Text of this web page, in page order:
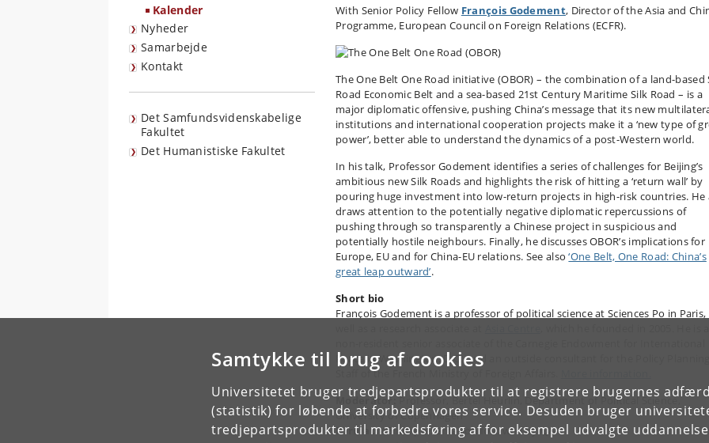
Samtykke til brug af cookies
Universitetet bruger tredjepartsprodukter til at registrere brugernes
(statistik) for løbende at forbedre vores service. Desuden bruger
tredjepartsprodukter til markedsføring af for eksempel udvalgte
Kalender
Nyheder
Samarbejde
Kontakt
Det Samfundsvidenskabelige
Fakultet
Det Humanistiske Fakultet
With Senior Policy Fellow François Godement, Director of the Asia and
Programme, European Council on Foreign Relations (ECFR).
The One Belt One Road initiative (OBOR) – the combination of a land-based
Road Economic Belt and a sea-based 21st Century Maritime Silk Road – is a
major diplomatic offensive, pushing China’s message that its new
institutions and international cooperation projects make it a ‘new type of
power’, better able to understand the dynamics of a post-Western world.
In his talk, Professor Godement identifies a series of challenges for Beijing’s
ambitious new Silk Roads and highlights the risk of hitting a ‘return wall’ by
pouring huge investment into low-return projects in high-risk countries. He
draws attention to the potentially negative diplomatic repercussions of
pushing through so transparently a Chinese project in suspicious and
potentially hostile neighbours. Finally, he discusses OBOR’s implications for
Europe, EU and for China-EU relations. See also‘One Belt, One Road: China’s
great leap outward’.
Short bio
François Godement is a professor of political science at Sciences Po in Paris,
Peace in Washington, D.C., and an outside consultant for the Policy Planning
Staff of the French Ministry of Foreign Affairs.
Moderator:Professor, Bertel Heurlin, Department of Political Science,
University of Copenhagen
Format:45min presentation followed by Q&A